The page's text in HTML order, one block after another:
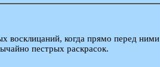
восклицаний, когда прямо перед ними
пестрых раскрасок.